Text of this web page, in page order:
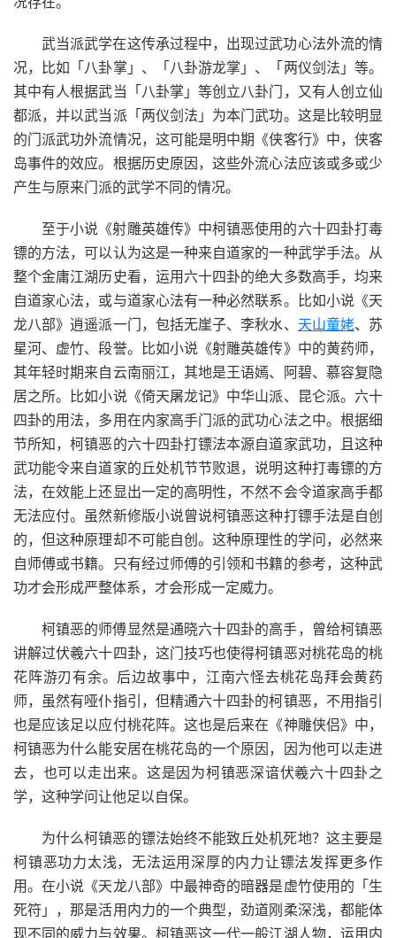
武当派武学在这传承过程中，出现过武功心法外流的情
况，比如「八卦掌」、「八卦游龙掌」、「两仪剑法」等。
其中有人根据武当「八卦掌」等创立八卦门，又有人创立仙
都派，并以武当派「两仪剑法」为本门武功。这是比较明显
的门派武功外流情况，这可能是明中期《侠客行》中，侠客
岛事件的效应。根据历史原因，这些外流心法应该或多或少
产生与原来门派的武学不同的情况。
至于小说《射雕英雄传》中柯镇恶使用的六十四卦打毒
镖的方法，可以认为这是一种来自道家的一种武学手法。从
整个金庸江湖历史看，运用六十四卦的绝大多数高手，均来
自道家心法，或与道家心法有一种必然联系。比如小说《天
龙八部》逍遥派一门，包括无崖子、李秋水、 天山童姥、苏
星河、虚竹、段誉。比如小说《射雕英雄传》中的黄药师，
其年轻时期来自云南丽江，其地是王语嫣、阿碧、慕容复隐
居之所。比如小说《倚天屠龙记》中华山派、昆仑派。六十
四卦的用法，多用在内家高手门派的武功心法之中。根据细
节所知，柯镇恶的六十四卦打镖法本源自道家武功，且这种
武功能令来自道家的丘处机节节败退，说明这种打毒镖的方
法，在效能上还显出一定的高明性，不然不会令道家高手都
无法应付。虽然新修版小说曾说柯镇恶这种打镖手法是自创
的，但这种原理却不可能自创。这种原理性的学问，必然来
自师傅或书籍。只有经过师傅的引领和书籍的参考，这种武
功才会形成严整体系，才会形成一定威力。
柯镇恶的师傅显然是通晓六十四卦的高手，曾给柯镇恶
讲解过伏羲六十四卦，这门技巧也使得柯镇恶对桃花岛的桃
花阵游刃有余。后边故事中，江南六怪去桃花岛拜会黄药
师，虽然有哑仆指引，但精通六十四卦的柯镇恶，不用指引
也是应该足以应付桃花阵。这也是后来在《神雕侠侣》中，
柯镇恶为什么能安居在桃花岛的一个原因，因为他可以走进
去，也可以走出来。这是因为柯镇恶深谙伏羲六十四卦之
学，这种学问让他足以自保。
为什么柯镇恶的镖法始终不能致丘处机死地？这主要是
柯镇恶功力太浅，无法运用深厚的内力让镖法发挥更多作
用。在小说《天龙八部》中最神奇的暗器是虚竹使用的「生
死符」，那是活用内力的一个典型，劲道刚柔深浅，都能体
现不同的威力与效果。柯镇恶这一代一般江湖人物，运用内